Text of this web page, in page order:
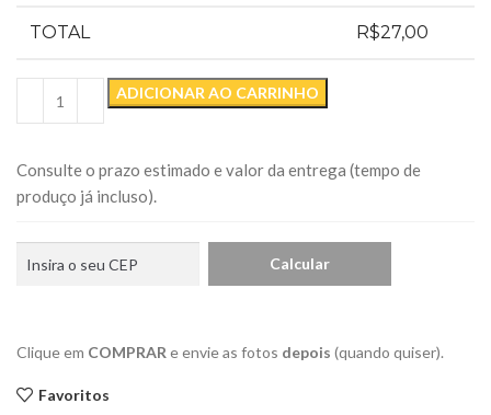
TOTAL R$27,00
ADICIONAR AO CARRINHO
Consulte o prazo estimado e valor da entrega (tempo de
produço já incluso).
Clique em COMPRARe envie as fotos depois (quando quiser).
Favoritos